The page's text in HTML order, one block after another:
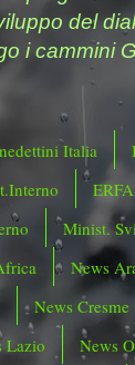
del
i cammini
Italia
Minist.
News
News Cresme
Lazio News